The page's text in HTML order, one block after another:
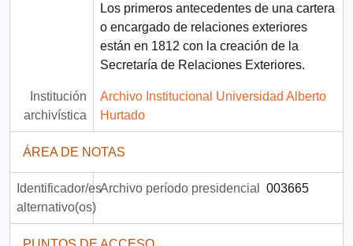
Los primeros antecedentes de una cartera
o encargado de relaciones exteriores
están en 1812 con la creación de la
Secretaría de Relaciones Exteriores.
Institución
archivística
Archivo Institucional Universidad Alberto
Hurtado
ÁREA DE NOTAS
Identificador/es
alternativo(os)
Archivo período presidencial 003665